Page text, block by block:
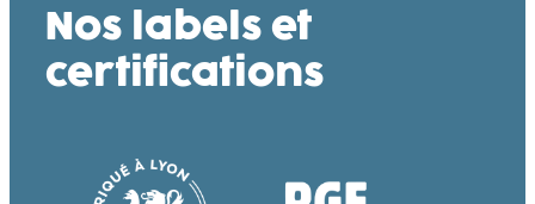
Nos labels et
certifications